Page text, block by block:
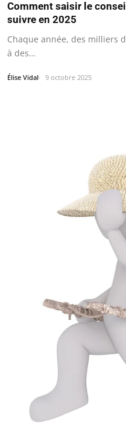
Comment saisir le
suivre en 2025
Chaque année, des milliers
à des…
Élise Vidal 9 octobre 2025